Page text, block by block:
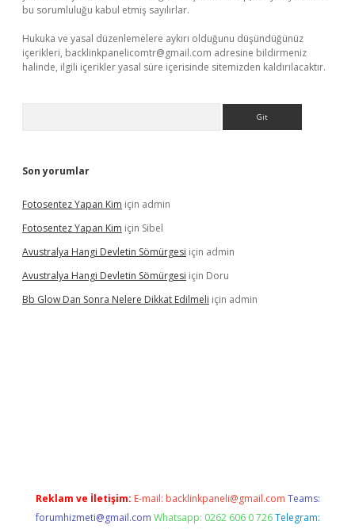
bu sorumluluğu kabul etmiş sayılırlar.
Hukuka ve yasal düzenlemelere aykırı olduğunu düşündüğünüz
içerikleri, backlinkpanelicomtr@gmail.com adresine bildirmeniz
halinde, ilgili içerikler yasal süre içerisinde sitemizden kaldırılacaktır.
Son yorumlar
Fotosentez Yapan Kim için admin
Fotosentez Yapan Kim için Sibel
Avustralya Hangi Devletin Sömürgesi için admin
Avustralya Hangi Devletin Sömürgesi için Doru
Bb Glow Dan Sonra Nelere Dikkat Edilmeli için admin
Reklam ve İletişim: E-mail: backlinkpaneli@gmail.com Teams:
forumhizmeti@gmail.com Whatsapp: 0262 606 0 726 Telegram: